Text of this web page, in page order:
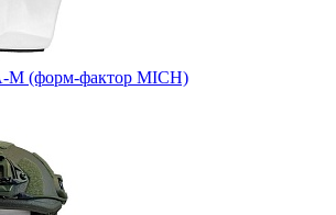
(форм-фактор MICH)